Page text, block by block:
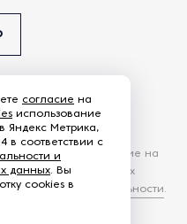
вы даете согласие на
пользовательских
конфиденциальности.
согласие на
использование
Яндекс Метрика,
в соответствии с
и
данных. Вы
cookies в